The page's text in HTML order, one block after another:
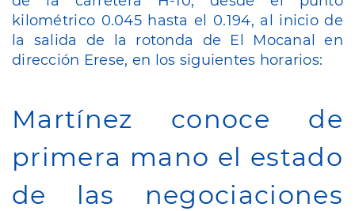
cortes
de
tráfico
y
la
'&
VINO
MODA
kilométrico 0.045 hasta el 0.194, al inicio de
la salida de la rotonda de El Mocanal en
dirección Erese, en los siguientes horarios:
Martínez conoce de
primera mano el estado
de las negociaciones